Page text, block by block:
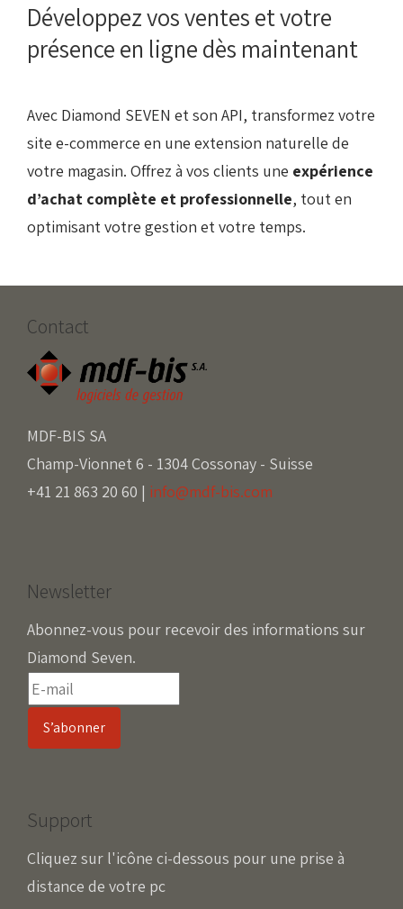
Développez vos ventes et votre
présence en ligne dès maintenant
Avec Diamond SEVEN et son API, transformez votre
site e-commerce en une extension naturelle de
votre magasin. Offrez à vos clients une expérience
d’achat complète et professionnelle, tout en
optimisant votre gestion et votre temps.
Contact
MDF-BIS SA
Champ-Vionnet 6 - 1304 Cossonay - Suisse
+41 21 863 20 60 | info@mdf-bis.com
Newsletter
Abonnez-vous pour recevoir des informations sur
Diamond Seven.
Support
Cliquez sur l'icône ci-dessous pour une prise à
distance de votre pc